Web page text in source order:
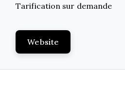
Tarification sur demande
Website